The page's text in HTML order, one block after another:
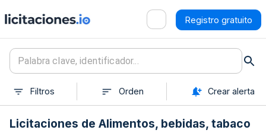
Registro gratuito
Filtros Orden Crear alerta
Licitaciones de Alimentos, bebidas, tabaco